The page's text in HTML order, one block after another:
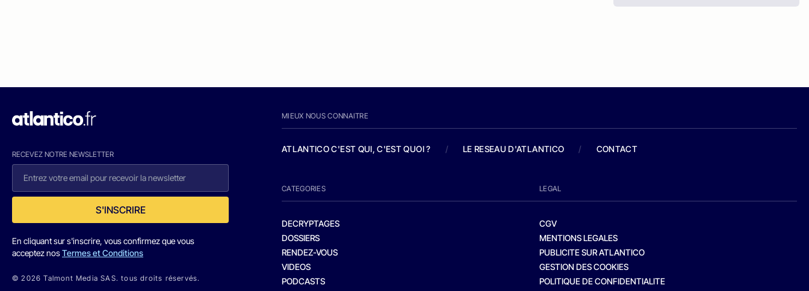
RECEVEZ NOTRE NEWSLETTER
S'INSCRIRE
En cliquant sur s'inscrire, vous confirmez que vous
acceptez nosTermes et Conditions
© 2026 Talmont Media SAS. tous droits réservés.
MIEUX NOUS CONNAITRE
ATLANTICO C'EST QUI, C'EST QUOI ? / LE RESEAU D'ATLANTICO / CONTACT
CATEGORIES
DECRYPTAGES
DOSSIERS
RENDEZ-VOUS
VIDEOS
PODCASTS
LEGAL
CGV
MENTIONS LEGALES
PUBLICITE SUR ATLANTICO
GESTION DES COOKIES
POLITIQUE DE CONFIDENTIALITE